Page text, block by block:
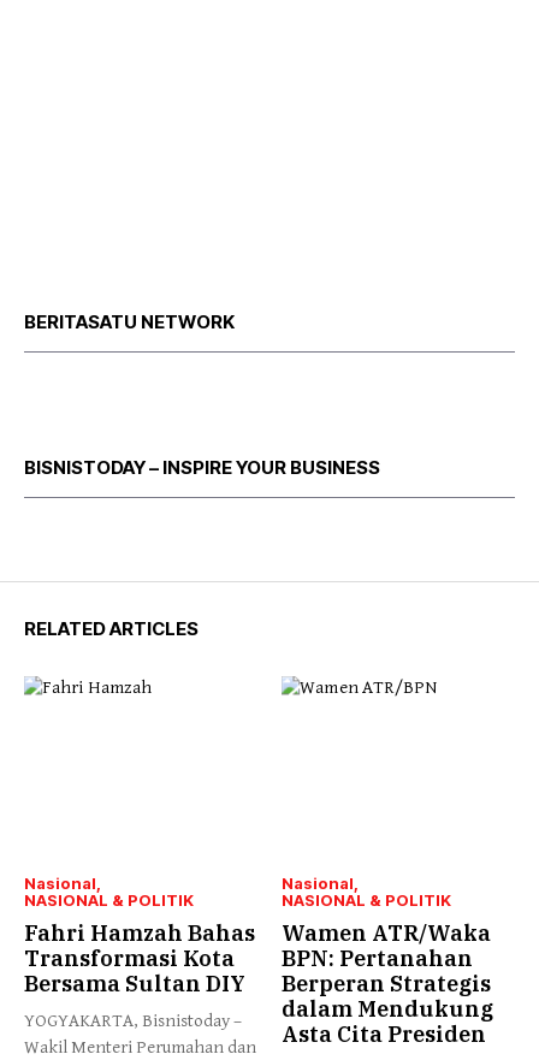
BERITASATU NETWORK
BISNISTODAY – INSPIRE YOUR BUSINESS
RELATED ARTICLES
Nasional
NASIONAL & POLITIK
Fahri Hamzah Bahas
Transformasi Kota
Bersama Sultan DIY
YOGYAKARTA, Bisnistoday –
Wakil Menteri Perumahan dan
Nasional
NASIONAL & POLITIK
Wamen ATR/Waka
BPN: Pertanahan
Berperan Strategis
dalam Mendukung
Asta Cita Presiden